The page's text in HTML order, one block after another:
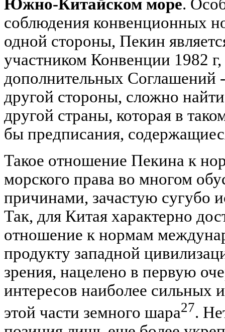
Южно-Китайском море.
соблюдения конвенционных
одной стороны, Пекин
участником Конвенции 1982
дополнительных Соглашений
другой стороны, сложно
другой страны, которая в
бы предписания,
Такое отношение Пекина к
морского права во многом
причинами, зачастую сугубо
Так, для Китая характерно
отношение к нормам
продукту западной
зрения, нацелено в первую
интересов наиболее сильных
этой части земного шара27.